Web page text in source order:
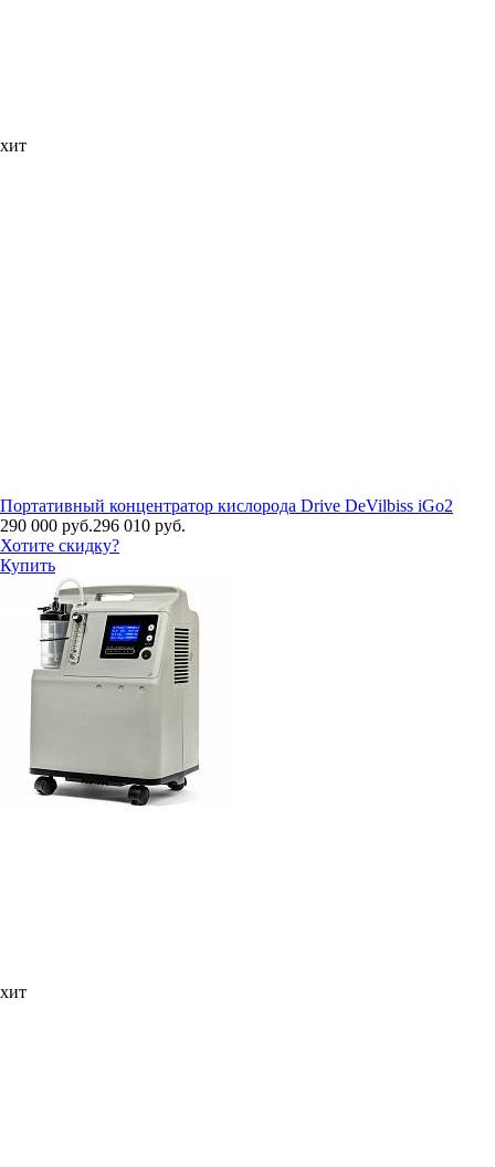
хит
Портативный концентратор кислорода Drive DeVilbiss iGo2
290 000 руб.296 010 руб.
Хотите скидку?
Купить
хит